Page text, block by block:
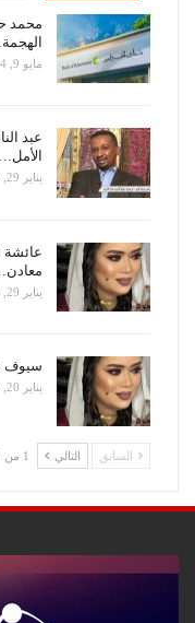
محمد
مايو 9, 2024
عبد
الأمل…
يناير 29, 2023
معادن…
يناير 29, 2023
سيوف
يناير 20, 2023
السابق التالي 1 من 10